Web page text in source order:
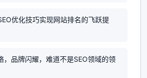
优化技巧实现网站排名的飞跃提
，品牌闪耀，难道不是SEO领域的领